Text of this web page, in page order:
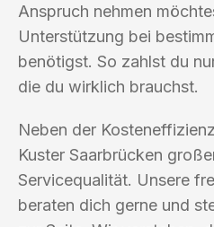
Anspruch nehmen
Unterstützung bei
benötigst. So zahlst du
die du wirklich brauchst.
Neben der
Kuster Saarbrücken
Servicequalität. Unsere
beraten dich gerne und